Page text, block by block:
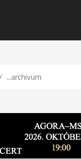
...archivum